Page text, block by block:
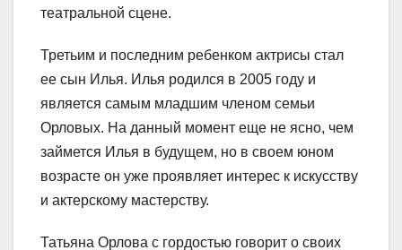
театральной сцене.
Третьим и последним ребенком актрисы стал
ее сын Илья. Илья родился в 2005 году и
является самым младшим членом семьи
Орловых. На данный момент еще не ясно, чем
займется Илья в будущем, но в своем юном
возрасте он уже проявляет интерес к искусству
и актерскому мастерству.
Татьяна Орлова с гордостью говорит о своих